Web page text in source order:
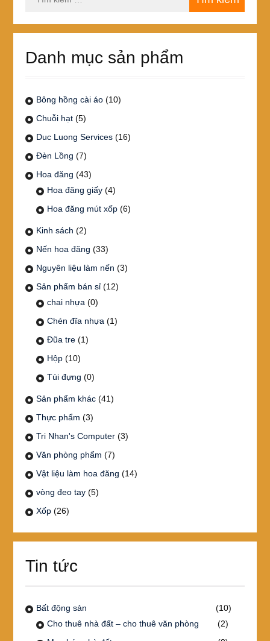
kiếm
Danh mục sản phẩm
Bông hồng cài áo (10)
Chuỗi hạt (5)
Duc Luong Services (16)
Đèn Lồng (7)
Hoa đăng (43)
Hoa đăng giấy (4)
Hoa đăng mút xốp (6)
Kinh sách (2)
Nến hoa đăng (33)
Nguyên liệu làm nến (3)
Sản phẩm bán sỉ (12)
chai nhựa (0)
Chén đĩa nhựa (1)
Đũa tre (1)
Hộp (10)
Túi đựng (0)
Sản phẩm khác (41)
Thực phẩm (3)
Tri Nhan's Computer (3)
Văn phòng phẩm (7)
Vật liệu làm hoa đăng (14)
vòng đeo tay (5)
Xốp (26)
Tin tức
Bất động sản
(10)
Cho thuê nhà đất – cho thuê văn phòng
(2)